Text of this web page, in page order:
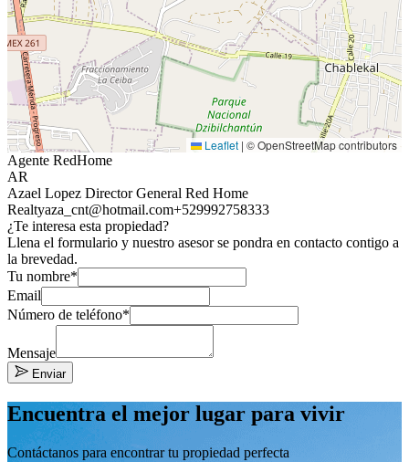
Leaflet | © OpenStreetMap contributors
Agente RedHome
AR
Azael Lopez Director General Red Home
Realtyaza_cnt@hotmail.com+529992758333
¿Te interesa esta propiedad?
Llena el formulario y nuestro asesor se pondra en contacto contigo a
la brevedad.
Tu nombre*
Email
Número de teléfono*
Mensaje
Enviar
Encuentra el mejor lugar para vivir
Contáctanos para encontrar tu propiedad perfecta